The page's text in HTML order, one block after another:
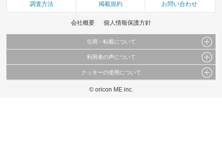
調査方法 掲載規約 お問い合わせ
会社概要 個人情報保護方針
引用・転載について
当サイトで公開されている情報（文字、写真、イラスト、画像データ等）及びこれらの配
これらの情報を権利者の許可なく無断転載・複製などの二次利用を行うことは固く禁じて
利用者の声について
当サイトに掲載している内容はすべてサービスの利用者が提出された見解・感想です。
弊社の見解・ 意見ではないことをご理解いただいた上でご覧ください。
クッキーの使用について
このサイトでは Cookie を使用して、ユーザーに合わせたコンテンツや広告の表示、ソー
© oricon ME inc.